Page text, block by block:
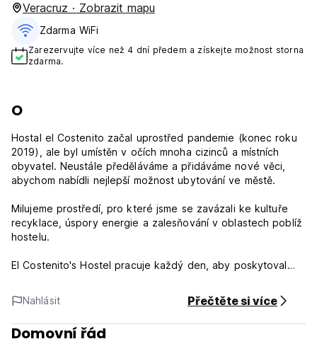
Veracruz · Zobrazit mapu
Zdarma WiFi
Zarezervujte více než 4 dní předem a získejte možnost storna
zdarma.
O
Hostal el Costenito začal uprostřed pandemie (konec roku
2019), ale byl umístěn v očích mnoha cizinců a místních
obyvatel. Neustále předěláváme a přidáváme nové věci,
abychom nabídli nejlepší možnost ubytování ve městě.
Milujeme prostředí, pro které jsme se zavázali ke kultuře
recyklace, úspory energie a zalesňování v oblastech poblíž
hostelu.
El Costenito's Hostel pracuje každý den, aby poskytoval
váš pobyt v nezapomenutelný zážitek.
Soriana's Supermarket je v další ulici od hostelu a tolik míst,
kde si můžete vychutnat snídani, oběd nebo večeři. Pokud
Nahlásit Přečtěte si více
Domovní řád